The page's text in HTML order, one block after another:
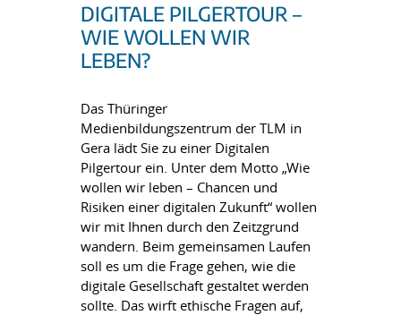
DIGITALE PILGERTOUR –
WIE WOLLEN WIR
LEBEN?
Das Thüringer
Medienbildungszentrum der TLM in
Gera lädt Sie zu einer Digitalen
Pilgertour ein. Unter dem Motto „Wie
wollen wir leben – Chancen und
Risiken einer digitalen Zukunft“ wollen
wir mit Ihnen durch den Zeitzgrund
wandern. Beim gemeinsamen Laufen
soll es um die Frage gehen, wie die
digitale Gesellschaft gestaltet werden
sollte. Das wirft ethische Fragen auf,